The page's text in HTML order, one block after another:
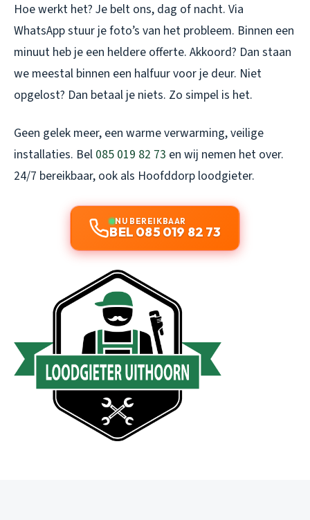
Hoe werkt het? Je belt ons, dag of nacht. Via
WhatsApp stuur je foto’s van het probleem. Binnen een
minuut heb je een heldere offerte. Akkoord? Dan staan
we meestal binnen een halfuur voor je deur. Niet
opgelost? Dan betaal je niets. Zo simpel is het.
Geen gelek meer, een warme verwarming, veilige
installaties. Bel 085 019 82 73 en wij nemen het over.
24/7 bereikbaar, ook als Hoofddorp loodgieter.
NU BEREIKBAAR
BEL 085 019 82 73